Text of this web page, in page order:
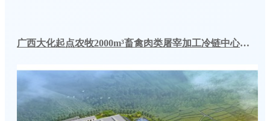
广西大化起点农牧2000m³畜禽肉类屠宰加工冷链中心建造冷库工程案例